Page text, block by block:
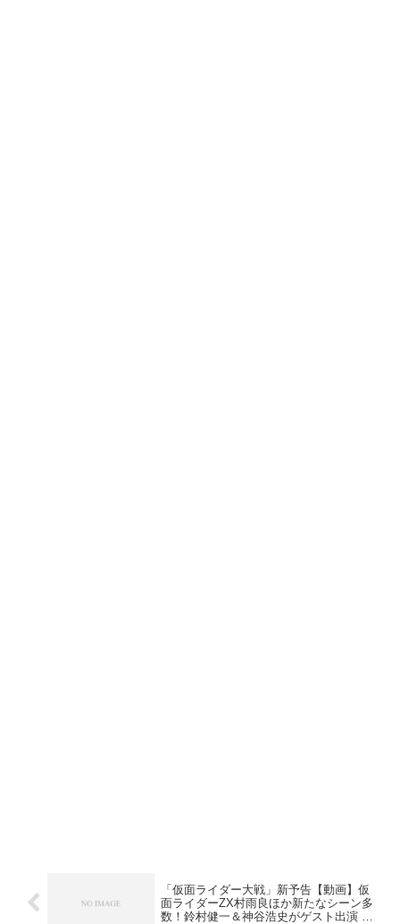
「仮面ライダー大戦」新予告【動画】仮
面ライダーZX村雨良ほか新たなシーン多
数！鈴村健一＆神谷浩史がゲスト出演 ほ